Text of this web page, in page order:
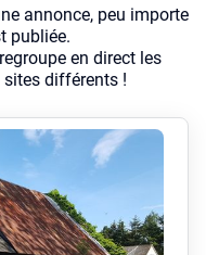
annonce, peu importe
publiée.
en direct les
différents !